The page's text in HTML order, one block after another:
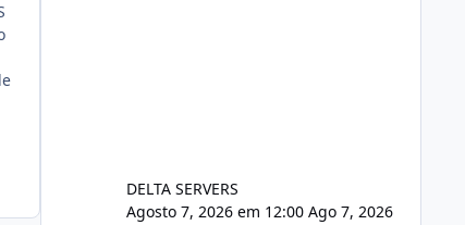
DELTA SERVERS
Agosto 7, 2026 em 12:00 Ago 7, 2026